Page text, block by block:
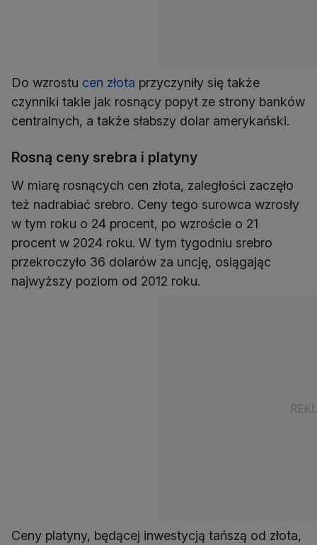
Do wzrostu cen złota przyczyniły się także
czynniki takie jak rosnący popyt ze strony banków
Rosną ceny srebra i platyny
W miarę rosnących cen złota, zaległości zaczęło
też nadrabiać srebro. Ceny tego surowca wzrosły
w tym roku o 24 procent, po wzroście o 21
procent w 2024 roku. W tym tygodniu srebro
przekroczyło 36 dolarów za uncję, osiągając
najwyższy poziom od 2012 roku.
Ceny platyny, będącej inwestycją tańszą od złota,